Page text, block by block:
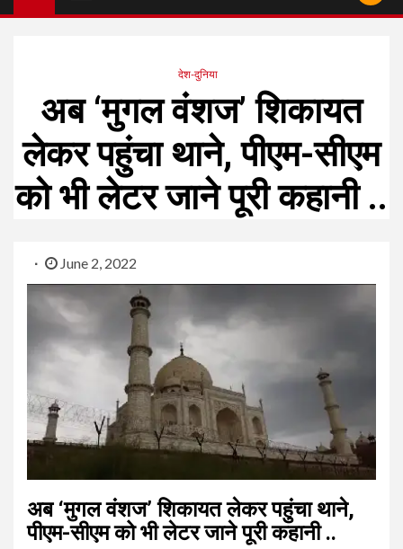
देश-दुनिया
अब ‘मुगल वंशज’ शिकायत
लेकर पहुंचा थाने, पीएम-सीएम
को भी लेटर जाने पूरी कहानी ..
June 2, 2022
अब ‘मुगल वंशज’ शिकायत लेकर पहुंचा थाने,
पीएम-सीएम को भी लेटर जाने पूरी कहानी ..